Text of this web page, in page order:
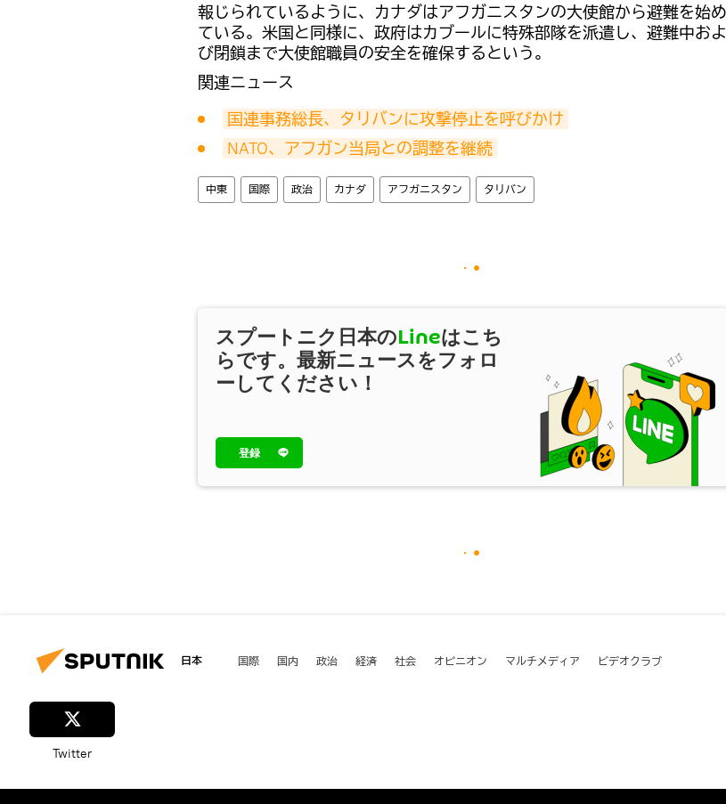
報じられているように、カナダはアフガニスタンの大使館から避難を始め
ている。米国と同様に、政府はカブールに特殊部隊を派遣し、避難中およ
び閉鎖まで大使館職員の安全を確保するという。
関連ニュース
国連事務総長、タリバンに攻撃停止を呼びかけ
NATO、アフガン当局との調整を継続
中東 国際 政治 カナダ アフガニスタン タリバン
スプートニク日本のLineはこち
らです。最新ニュースをフォロ
ーしてください！
登録
日本 国際 国内 政治 経済 社会 オピニオン マルチメディア ビデオクラブ
Twitter